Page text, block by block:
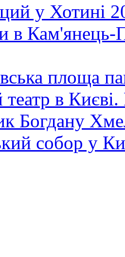
у Хотині
в Кам'янець-
площа
в
Богдану
собор у